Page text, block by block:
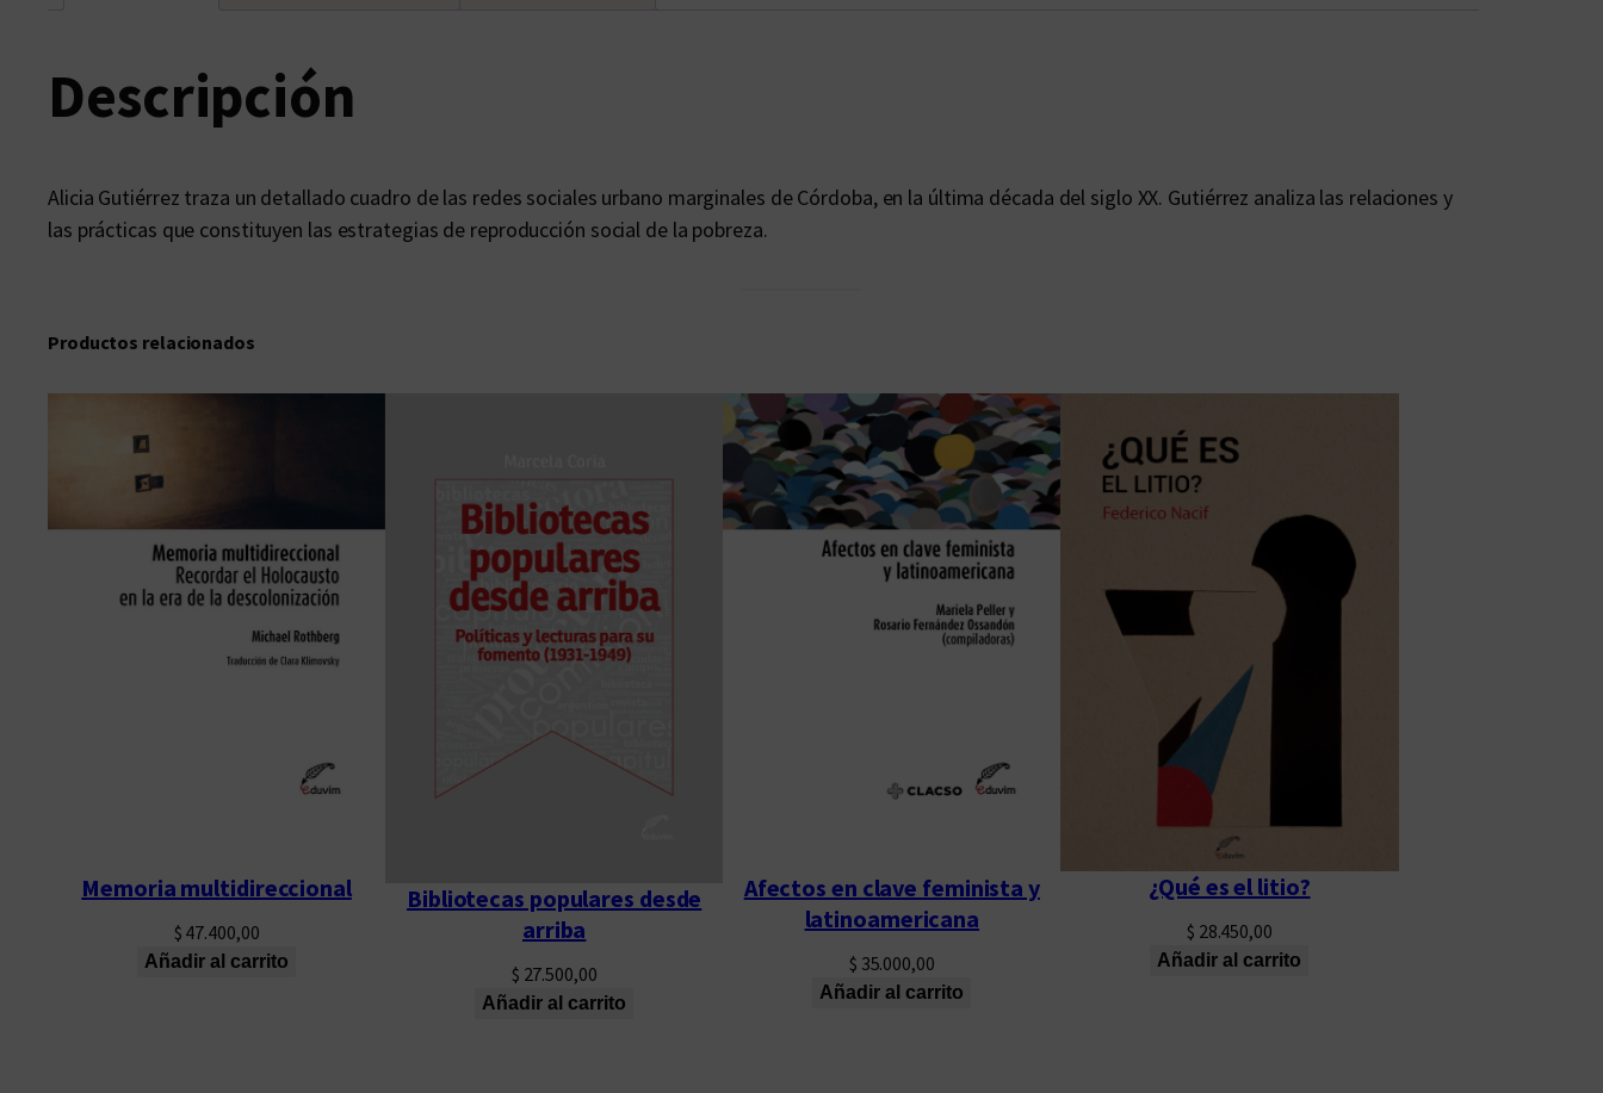
a
d
Descripción
Alicia Gutiérrez traza un detallado cuadro de las redes sociales urbano marginales de Córdoba, en la última década del siglo XX. Gutiérrez analiza las relaciones y
las prácticas que constituyen las estrategias de reproducción social de la pobreza.
Productos relacionados
Memoria multidireccional
$ 47.400,00
Añadir al carrito
Bibliotecas populares desde
arriba
$ 27.500,00
Añadir al carrito
Afectos en clave feminista y
latinoamericana
$ 35.000,00
Añadir al carrito
¿Qué es el litio?
$ 28.450,00
Añadir al carrito